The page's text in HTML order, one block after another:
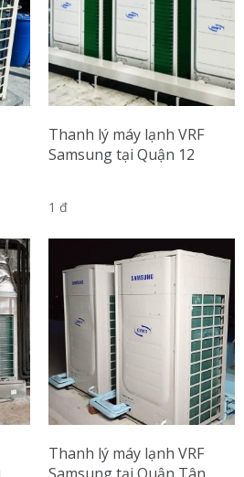
Thanh lý máy lạnh VRF
Samsung tại Quận 12
1 đ
Thanh lý máy lạnh VRF